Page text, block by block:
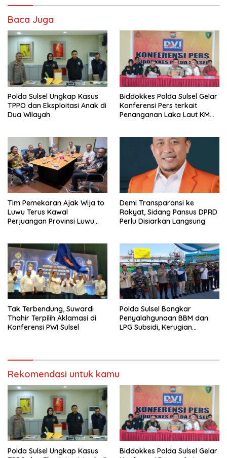
Baca Juga
Polda Sulsel Ungkap Kasus
TPPO dan Eksploitasi Anak di
Dua Wilayah
Biddokkes Polda Sulsel Gelar
Konferensi Pers terkait
Penanganan Laka Laut KM
Tim Pemekaran Ajak Wija to
Luwu Terus Kawal
Perjuangan Provinsi Luwu
Demi Transparansi ke
Rakyat, Sidang Pansus DPRD
Perlu Disiarkan Langsung
Tak Terbendung, Suwardi
Thahir Terpilih Aklamasi di
Konferensi PWI Sulsel
Polda Sulsel Bongkar
Penyalahgunaan BBM dan
LPG Subsidi, Kerugian
Rekomendasi untuk kamu
Polda Sulsel Ungkap Kasus
Biddokkes Polda Sulsel Gelar